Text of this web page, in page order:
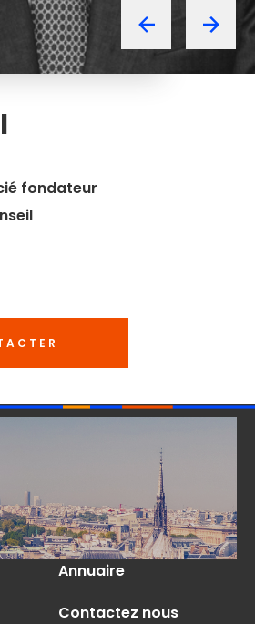
fondateur
Annuaire
Contactez nous